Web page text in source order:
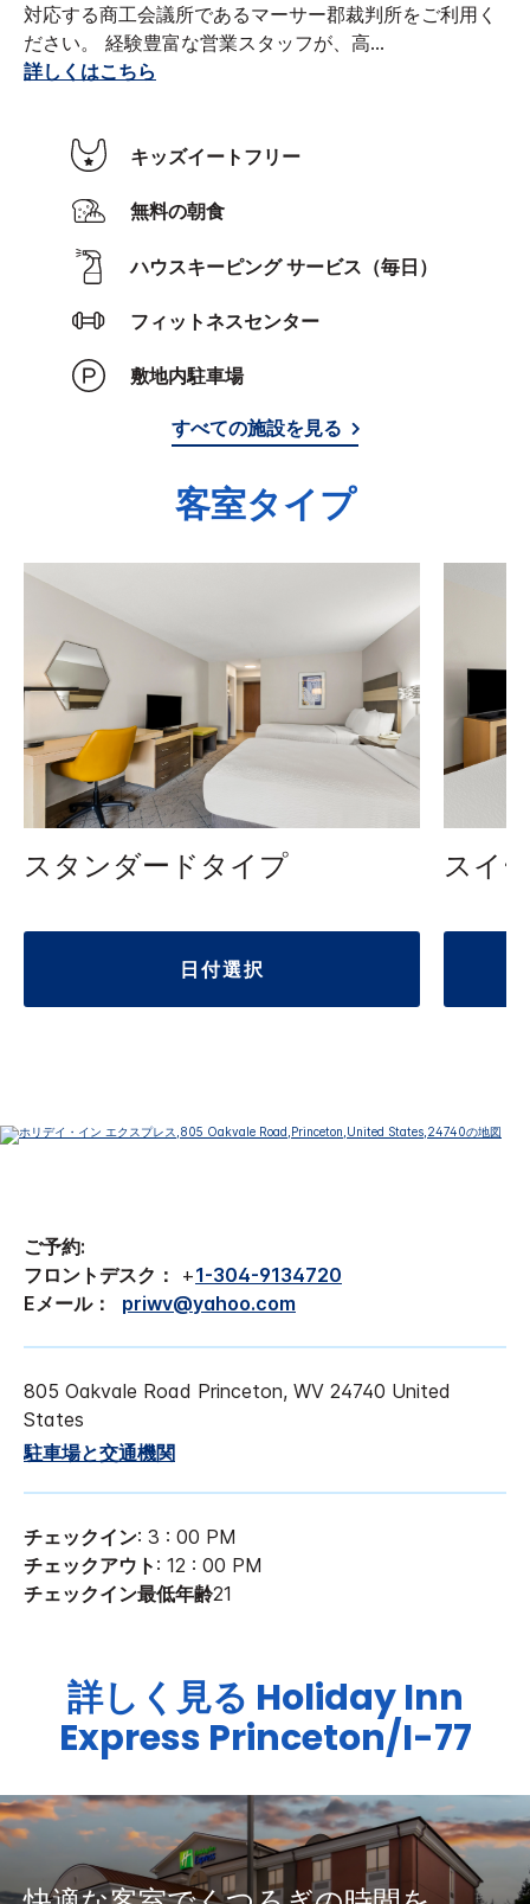
対応する商工会議所であるマーサー郡裁判所をご利用く
ださい。 経験豊富な営業スタッフが、高...
詳しくはこちら
キッズイートフリー
無料の朝食
ハウスキーピング サービス（毎日）
フィットネスセンター
敷地内駐車場
すべての施設を見る
客室タイプ
スタンダードタイプ
日付選択
スイ
ご予約:
フロントデスク：
+1-304-9134720
Eメール：
priwv@yahoo.com
805 Oakvale Road Princeton, WV 24740 United
States
駐車場と交通機関
チェックイン: 3 : 00 PM
チェックアウト : 12 : 00 PM
チェックイン最低年齢21
詳しく見る Holiday Inn
Express Princeton/I-77